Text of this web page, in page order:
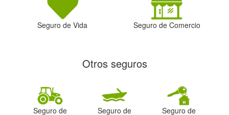
Seguro de Vida Seguro de Comercio
Otros seguros
Seguro de
Seguro de
Seguro de